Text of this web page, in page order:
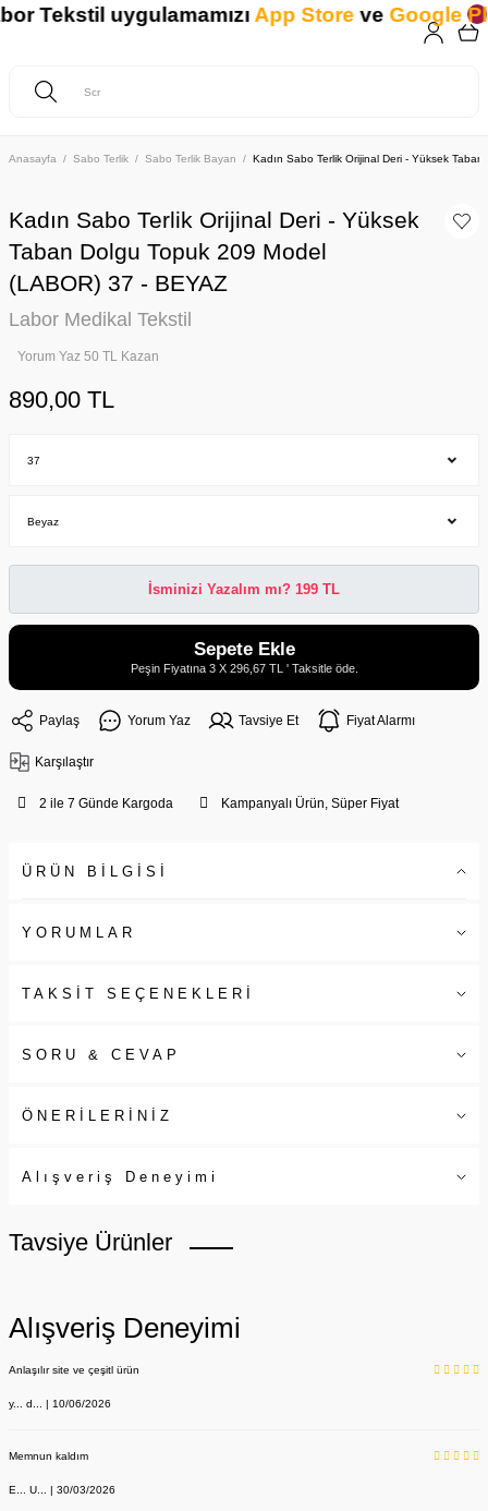
Anasayfa Sabo Terlik Sabo Terlik Bayan Kadın Sabo Terlik Orijinal Deri - Yüksek
Kadın Sabo Terlik Orijinal Deri - Yüksek
Taban Dolgu Topuk 209 Model
(LABOR) 37 - BEYAZ
Labor Medikal Tekstil
Yorum Yaz 50 TL Kazan
890,00 TL
İsminizi Yazalım mı? 199 TL
Sepete Ekle
Peşin Fiyatına 3 X 296,67 TL ' Taksitle öde.
Paylaş Yorum Yaz Tavsiye Et Fiyat Alarmı
Karşılaştır
2 ile 7 Günde Kargoda Kampanyalı Ürün, Süper Fiyat
ÜRÜN BİLGİSİ
YORUMLAR
TAKSİT SEÇENEKLERİ
SORU & CEVAP
ÖNERİLERİNİZ
Alışveriş Deneyimi
Tavsiye Ürünler
Alışveriş Deneyimi
Anlaşılır site ve çeşitl ürün
y... d... | 10/06/2026
Memnun kaldım
E... U... | 30/03/2026
Tekstil uygulamamızıApp StoreveGoogle Play